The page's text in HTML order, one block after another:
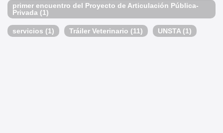
primer encuentro del Proyecto de Articulación Pública-
Privada (1)
servicios (1) Tráiler Veterinario (11) UNSTA(1)